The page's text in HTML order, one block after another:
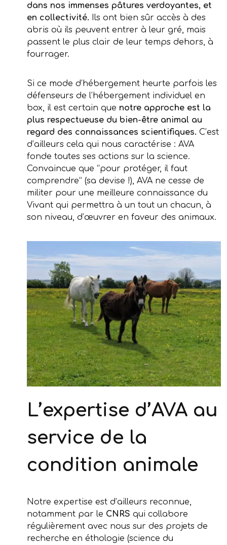
dans nos immenses pâtures verdoyantes, et
en collectivité. Ils ont bien sûr accès à des
abris où ils peuvent entrer à leur gré, mais
passent le plus clair de leur temps dehors, à
fourrager.
Si ce mode d’hébergement heurte parfois les
défenseurs de l’hébergement individuel en
box, il est certain que notre approche est la
plus respectueuse du bien-être animal au
regard des connaissances scientifiques. C’est
d’ailleurs cela qui nous caractérise : AVA
fonde toutes ses actions sur la science.
Convaincue que “pour protéger, il faut
comprendre” (sa devise !), AVA ne cesse de
militer pour une meilleure connaissance du
Vivant qui permettra à un tout un chacun, à
son niveau, d’œuvrer en faveur des animaux.
L’expertise d’AVA au
service de la
condition animale
Notre expertise est d’ailleurs reconnue,
notamment par le CNRS qui collabore
régulièrement avec nous sur des projets de
recherche en éthologie (science du